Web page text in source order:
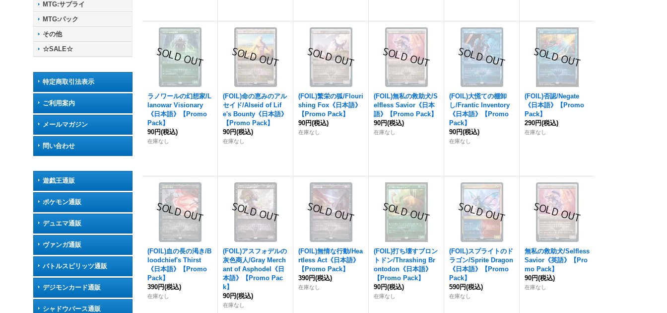
MTG:サプライ
MTG:パック
その他
☆SALE☆
特定商取引法表示
ご利用案内
メールマガジン
問い合わせ
遊戯王通販
ポケモン通販
デュエマ通販
ヴァンガ通販
バトルスピリッツ通販
デジモンカード通販
シャドウバース通販
ラノワールの幻想家/L
lanowar Visionary
《日本語》【Promo
Pack】
90円(税込)
在庫なし
(FOIL)命の恵みのアル
セイド/Alseid of Lif
e's Bounty《日本語》
【Promo Pack】
90円(税込)
在庫なし
(FOIL)繁栄の狐/Flouri
shing Fox《日本語》
【Promo Pack】
90円(税込)
在庫なし
(FOIL)無私の救助犬/S
elfless Savior《日本
語》【Promo Pack】
90円(税込)
在庫なし
(FOIL)大慌ての棚卸
し/Frantic Inventory
《日本語》【Promo
Pack】
90円(税込)
在庫なし
(FOIL)否認/Negate
《日本語》【Promo
Pack】
290円(税込)
在庫なし
(FOIL)血の長の渇き/B
loodchief's Thirst
《日本語》【Promo
Pack】
390円(税込)
在庫なし
(FOIL)アスフォデルの
灰色商人/Gray Merch
ant of Asphodel《日
本語》【Promo Pac
k】
90円(税込)
在庫なし
(FOIL)無情な行動/Hea
rtless Act《日本語》
【Promo Pack】
390円(税込)
在庫なし
(FOIL)打ち壊すブロン
トドン/Thrashing Br
ontodon《日本語》
【Promo Pack】
90円(税込)
在庫なし
(FOIL)スプライトのド
ラゴン/Sprite Dragon
《日本語》【Promo
Pack】
590円(税込)
在庫なし
無私の救助犬/Selfless
Savior《英語》【Pro
mo Pack】
90円(税込)
在庫なし